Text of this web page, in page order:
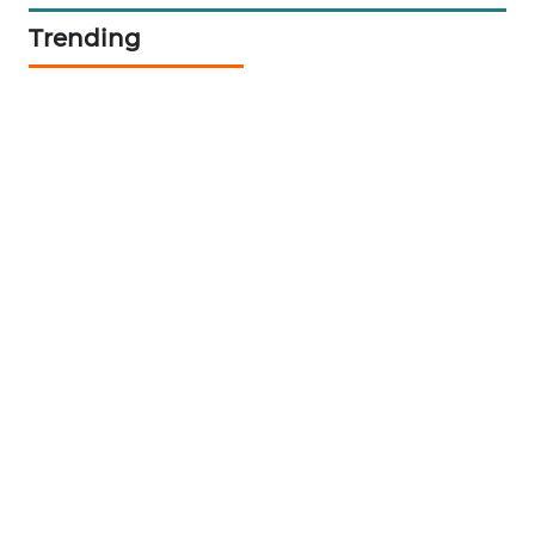
Trending
PORTAL